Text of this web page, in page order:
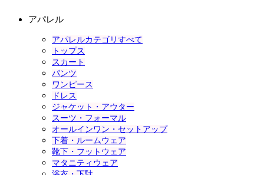
アパレル
アパレルカテゴリすべて
トップス
スカート
パンツ
ワンピース
ドレス
ジャケット・アウター
スーツ・フォーマル
オールインワン・セットアップ
下着・ルームウェア
靴下・フットウェア
マタニティウェア